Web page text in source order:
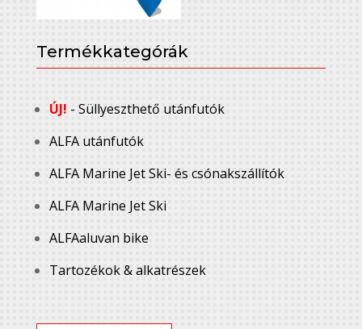
Termékkategórák
ÚJ! - Süllyeszthető utánfutók
ALFA utánfutók
ALFA Marine Jet Ski- és csónakszállítók
ALFA Marine Jet Ski
ALFAaluvan bike
Tartozékok & alkatrészek